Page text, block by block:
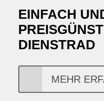
EINFACH
DIENSTRAD
MEHR